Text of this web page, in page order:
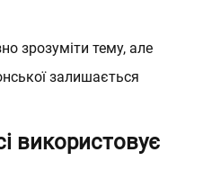
зрозуміти тему, але
залишається
використовує